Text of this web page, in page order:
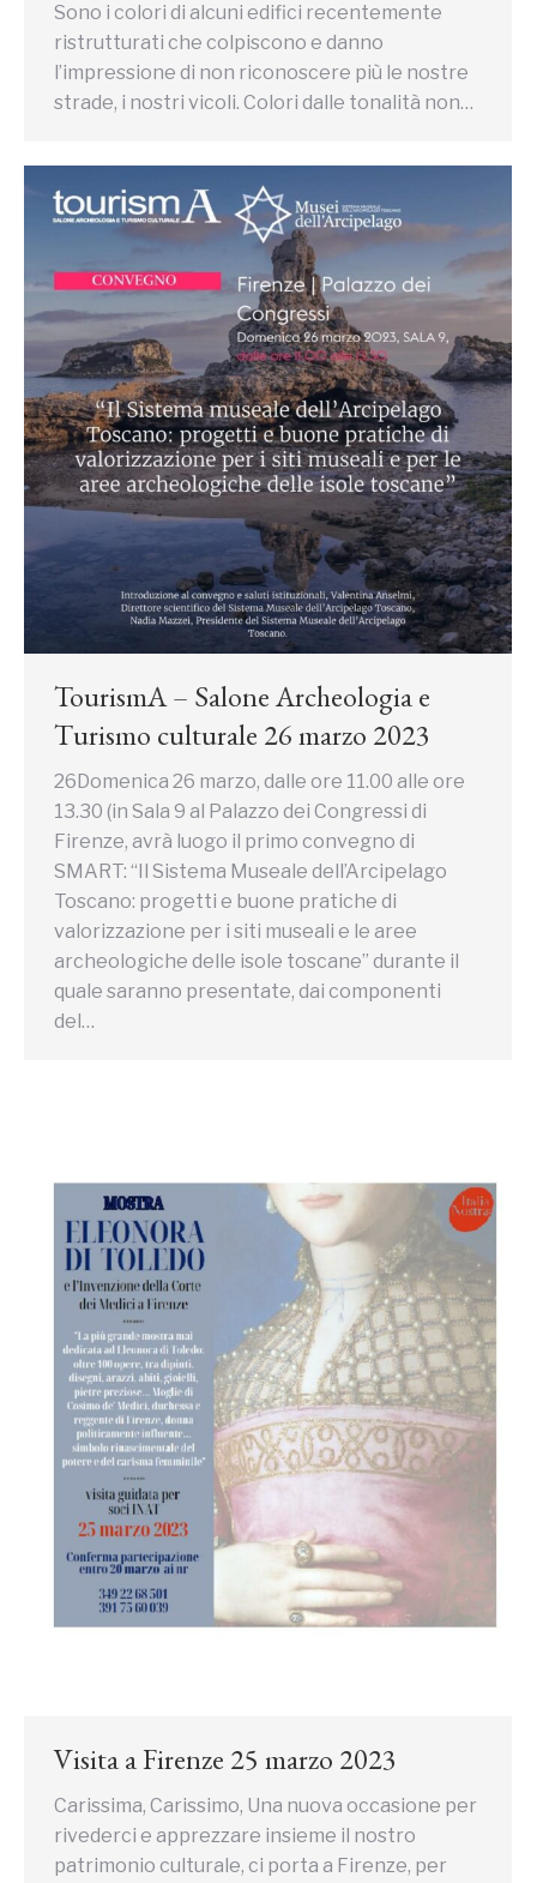
Sono i colori di alcuni edifici recentemente
ristrutturati che colpiscono e danno
l’impressione di non riconoscere più le nostre
strade, i nostri vicoli. Colori dalle tonalità non…
TourismA – Salone Archeologia e
Turismo culturale 26 marzo 2023
26Domenica 26 marzo, dalle ore 11.00 alle ore
13.30 (in Sala 9 al Palazzo dei Congressi di
Firenze, avrà luogo il primo convegno di
SMART: “Il Sistema Museale dell’Arcipelago
Toscano: progetti e buone pratiche di
valorizzazione per i siti museali e le aree
archeologiche delle isole toscane” durante il
quale saranno presentate, dai componenti
del…
Visita a Firenze 25 marzo 2023
Carissima, Carissimo, Una nuova occasione per
rivederci e apprezzare insieme il nostro
patrimonio culturale, ci porta a Firenze, per